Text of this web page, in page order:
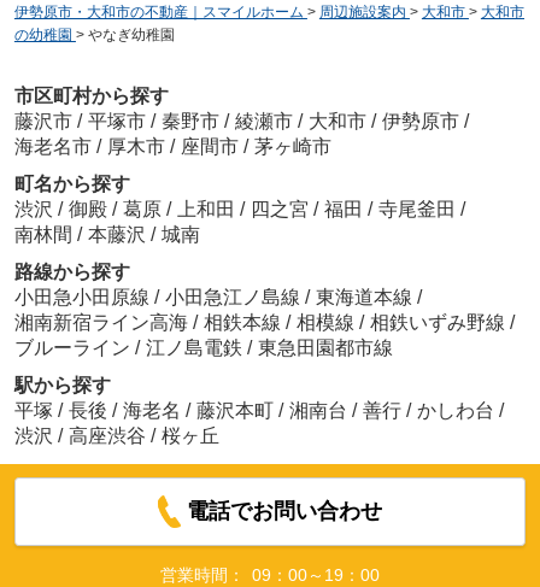
伊勢原市・大和市の不動産｜スマイルホーム > 周辺施設案内 > 大和市 > 大和市
の幼稚園 > やなぎ幼稚園
市区町村から探す
藤沢市 / 平塚市 / 秦野市 / 綾瀬市 / 大和市 / 伊勢原市 /
海老名市 / 厚木市 / 座間市 / 茅ヶ崎市
町名から探す
渋沢 / 御殿 / 葛原 / 上和田 / 四之宮 / 福田 / 寺尾釜田 /
南林間 / 本藤沢 / 城南
路線から探す
小田急小田原線 / 小田急江ノ島線 / 東海道本線 /
湘南新宿ライン高海 / 相鉄本線 / 相模線 / 相鉄いずみ野線 /
ブルーライン / 江ノ島電鉄 / 東急田園都市線
駅から探す
平塚 / 長後 / 海老名 / 藤沢本町 / 湘南台 / 善行 / かしわ台 /
渋沢 / 高座渋谷 / 桜ヶ丘
電話でお問い合わせ
営業時間：
09：00～19：00